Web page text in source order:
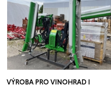
VÝROBA PRO VINOHRAD I